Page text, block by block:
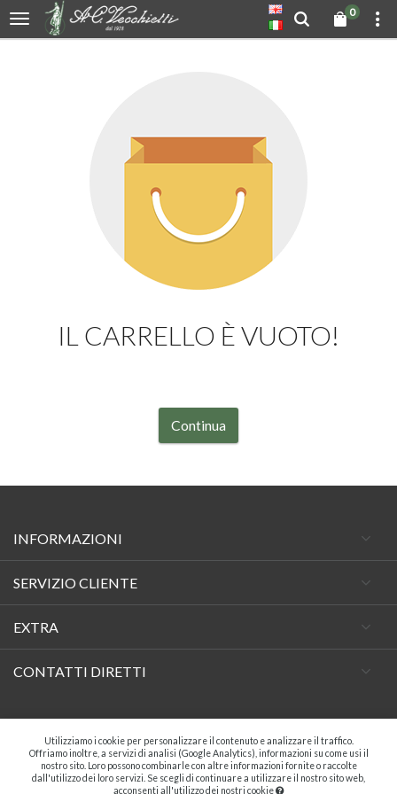
Utilizziamo i cookie per personalizzare il contenuto e analizzare il traffico.
Offriamo inoltre, a servizi di analisi (Google Analytics), informazioni su come usi il
nostro sito. Loro possono combinarle con altre informazioni fornite o raccolte
dall'utilizzo dei loro servizi. Se scegli di continuare a utilizzare il nostro sito web,
acconsenti all'utilizzo dei nostri cookie
0
IL CARRELLO È VUOTO!
Continua
INFORMAZIONI
SERVIZIO CLIENTE
EXTRA
CONTATTI DIRETTI
Facebook